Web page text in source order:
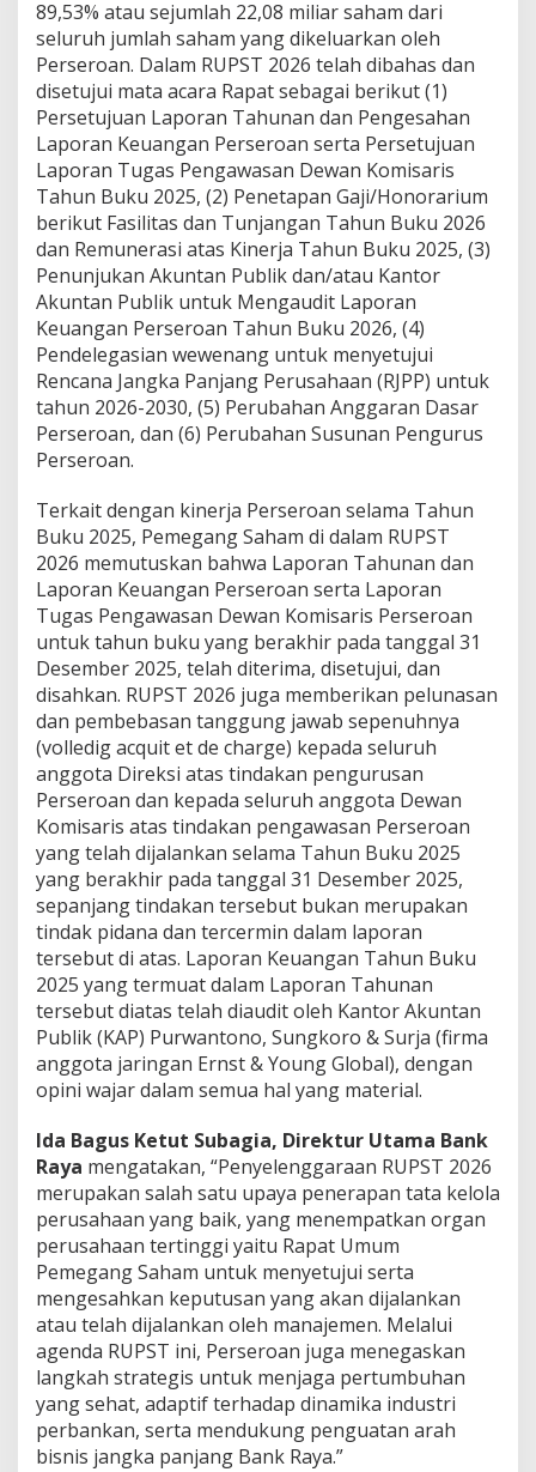
89,53% atau sejumlah 22,08 miliar saham dari
seluruh jumlah saham yang dikeluarkan oleh
Perseroan. Dalam RUPST 2026 telah dibahas dan
disetujui mata acara Rapat sebagai berikut (1)
Persetujuan Laporan Tahunan dan Pengesahan
Laporan Keuangan Perseroan serta Persetujuan
Laporan Tugas Pengawasan Dewan Komisaris
Tahun Buku 2025, (2) Penetapan Gaji/Honorarium
berikut Fasilitas dan Tunjangan Tahun Buku 2026
dan Remunerasi atas Kinerja Tahun Buku 2025, (3)
Penunjukan Akuntan Publik dan/atau Kantor
Akuntan Publik untuk Mengaudit Laporan
Keuangan Perseroan Tahun Buku 2026, (4)
Pendelegasian wewenang untuk menyetujui
Rencana Jangka Panjang Perusahaan (RJPP) untuk
tahun 2026-2030, (5) Perubahan Anggaran Dasar
Perseroan, dan (6) Perubahan Susunan Pengurus
Perseroan.
Terkait dengan kinerja Perseroan selama Tahun
Buku 2025, Pemegang Saham di dalam RUPST
2026 memutuskan bahwa Laporan Tahunan dan
Laporan Keuangan Perseroan serta Laporan
Tugas Pengawasan Dewan Komisaris Perseroan
untuk tahun buku yang berakhir pada tanggal 31
Desember 2025, telah diterima, disetujui, dan
disahkan. RUPST 2026 juga memberikan pelunasan
dan pembebasan tanggung jawab sepenuhnya
(volledig acquit et de charge) kepada seluruh
anggota Direksi atas tindakan pengurusan
Perseroan dan kepada seluruh anggota Dewan
Komisaris atas tindakan pengawasan Perseroan
yang telah dijalankan selama Tahun Buku 2025
yang berakhir pada tanggal 31 Desember 2025,
sepanjang tindakan tersebut bukan merupakan
tindak pidana dan tercermin dalam laporan
tersebut di atas. Laporan Keuangan Tahun Buku
2025 yang termuat dalam Laporan Tahunan
tersebut diatas telah diaudit oleh Kantor Akuntan
Publik (KAP) Purwantono, Sungkoro & Surja (firma
anggota jaringan Ernst & Young Global), dengan
opini wajar dalam semua hal yang material.
Ida Bagus Ketut Subagia, Direktur Utama Bank
Raya mengatakan, “Penyelenggaraan RUPST 2026
merupakan salah satu upaya penerapan tata kelola
perusahaan yang baik, yang menempatkan organ
perusahaan tertinggi yaitu Rapat Umum
Pemegang Saham untuk menyetujui serta
mengesahkan keputusan yang akan dijalankan
atau telah dijalankan oleh manajemen. Melalui
agenda RUPST ini, Perseroan juga menegaskan
langkah strategis untuk menjaga pertumbuhan
yang sehat, adaptif terhadap dinamika industri
perbankan, serta mendukung penguatan arah
bisnis jangka panjang Bank Raya.”